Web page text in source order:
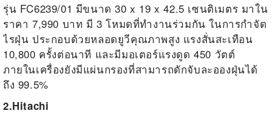
รุ่น FC6239/01 มีขนาด 30 x 19 x 42.5 เซนติเมตร มาใน
ราคา 7,990 บาท มี 3 โหมดที่ทำงานร่วมกัน ในการกำจัด
ไรฝุ่น ประกอบด้วยหลอดยูวีคุณภาพสูง แรงสั่นสะเทือน
10,800 ครั้งต่อนาที และมีมอเตอร์แรงดูด 450 วัตต์
ภายในเครื่องยังมีแผ่นกรองที่สามารถดักจับละอองฝุ่นได้
ถึง 99.5%
2.Hitachi